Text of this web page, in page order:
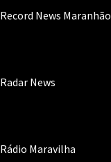
Record News Maranhão
Radar News
Rádio Maravilha